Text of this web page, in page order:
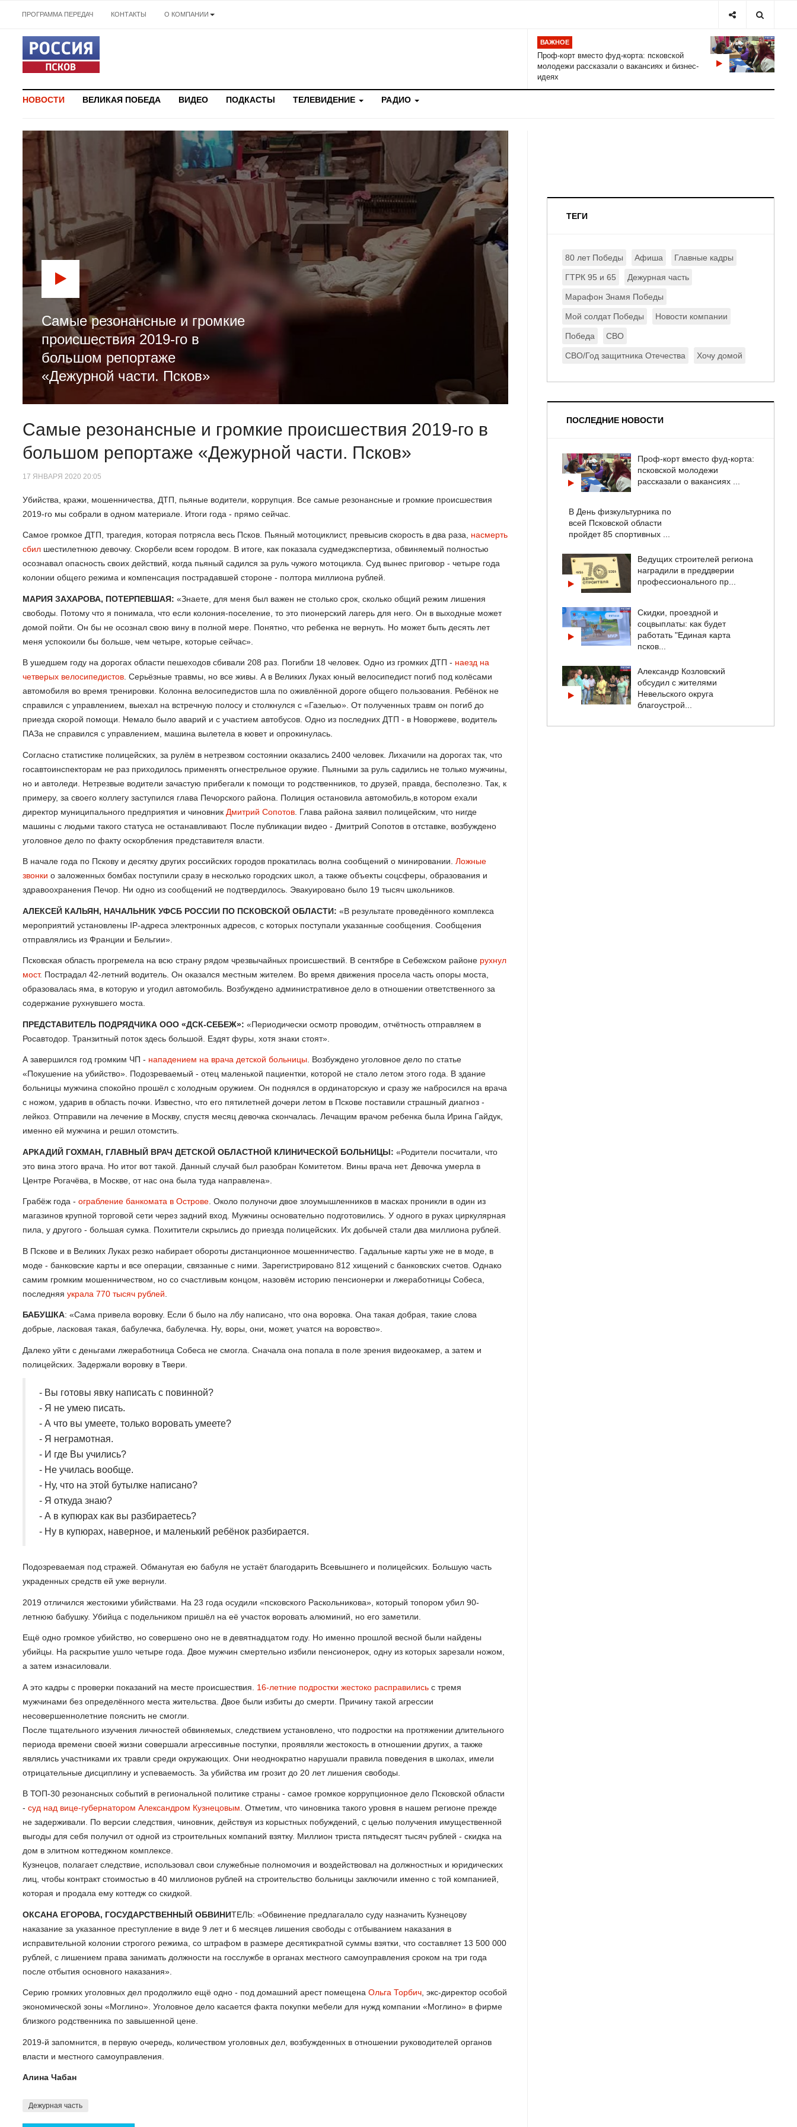
ПРОГРАММА ПЕРЕДАЧ КОНТАКТЫ О КОМПАНИИ
ВАЖНОЕ
Проф-корт вместо фуд-корта: псковской
молодежи рассказали о вакансиях и бизнес-
идеях
НОВОСТИ ВЕЛИКАЯ ПОБЕДА ВИДЕО ПОДКАСТЫ ТЕЛЕВИДЕНИЕ РАДИО
Самые резонансные и громкие
происшествия 2019-го в
большом репортаже
«Дежурной части. Псков»
Самые резонансные и громкие происшествия 2019-го в
большом репортаже «Дежурной части. Псков»
17 ЯНВАРЯ 2020 20:05
Убийства, кражи, мошенничества, ДТП, пьяные водители, коррупция. Все самые резонансные и громкие происшествия
2019-го мы собрали в одном материале. Итоги года - прямо сейчас.
Самое громкое ДТП, трагедия, которая потрясла весь Псков. Пьяный мотоциклист, превысив скорость в два раза, насмерть
сбил шестилетнюю девочку. Скорбели всем городом. В итоге, как показала судмедэкспертиза, обвиняемый полностью
осознавал опасность своих действий, когда пьяный садился за руль чужого мотоцикла. Суд вынес приговор - четыре года
колонии общего режима и компенсация пострадавшей стороне - полтора миллиона рублей.
МАРИЯ ЗАХАРОВА, ПОТЕРПЕВШАЯ: «Знаете, для меня был важен не столько срок, сколько общий режим лишения
свободы. Потому что я понимала, что если колония-поселение, то это пионерский лагерь для него. Он в выходные может
домой пойти. Он бы не осознал свою вину в полной мере. Понятно, что ребенка не вернуть. Но может быть десять лет
меня успокоили бы больше, чем четыре, которые сейчас».
В ушедшем году на дорогах области пешеходов сбивали 208 раз. Погибли 18 человек. Одно из громких ДТП - наезд на
четверых велосипедистов. Серьёзные травмы, но все живы. А в Великих Луках юный велосипедист погиб под колёсами
автомобиля во время тренировки. Колонна велосипедистов шла по оживлённой дороге общего пользования. Ребёнок не
справился с управлением, выехал на встречную полосу и столкнулся с «Газелью». От полученных травм он погиб до
приезда скорой помощи. Немало было аварий и с участием автобусов. Одно из последних ДТП - в Новоржеве, водитель
ПАЗа не справился с управлением, машина вылетела в кювет и опрокинулась.
Согласно статистике полицейских, за рулём в нетрезвом состоянии оказались 2400 человек. Лихачили на дорогах так, что
госавтоинспекторам не раз приходилось применять огнестрельное оружие. Пьяными за руль садились не только мужчины,
но и автоледи. Нетрезвые водители зачастую прибегали к помощи то родственников, то друзей, правда, бесполезно. Так, к
примеру, за своего коллегу заступился глава Печорского района. Полиция остановила автомобиль,в котором ехали
директор муниципального предприятия и чиновник Дмитрий Сопотов . Глава района заявил полицейским, что нигде
машины с людьми такого статуса не останавливают. После публикации видео - Дмитрий Сопотов в отставке, возбуждено
уголовное дело по факту оскорбления представителя власти.
В начале года по Пскову и десятку других российских городов прокатилась волна сообщений о минировании. Ложные
звонки о заложенных бомбах поступили сразу в несколько городских школ, а также объекты соцсферы, образования и
здравоохранения Печор. Ни одно из сообщений не подтвердилось. Эвакуировано было 19 тысяч школьников.
АЛЕКСЕЙ КАЛЬЯН, НАЧАЛЬНИК УФСБ РОССИИ ПО ПСКОВСКОЙ ОБЛАСТИ: «В результате проведённого комплекса
мероприятий установлены IP-адреса электронных адресов, с которых поступали указанные сообщения. Сообщения
отправлялись из Франции и Бельгии».
Псковская область прогремела на всю страну рядом чрезвычайных происшествий. В сентябре в Себежском районе рухнул
мост. Пострадал 42-летний водитель. Он оказался местным жителем. Во время движения просела часть опоры моста,
образовалась яма, в которую и угодил автомобиль. Возбуждено административное дело в отношении ответственного за
содержание рухнувшего моста.
ПРЕДСТАВИТЕЛЬ ПОДРЯДЧИКА ООО «ДСК-СЕБЕЖ»: «Периодически осмотр проводим, отчётность отправляем в
Росавтодор. Транзитный поток здесь большой. Ездят фуры, хотя знаки стоят».
А завершился год громким ЧП - нападением на врача детской больницы. Возбуждено уголовное дело по статье
«Покушение на убийство». Подозреваемый - отец маленькой пациентки, которой не стало летом этого года. В здание
больницы мужчина спокойно прошёл с холодным оружием. Он поднялся в ординаторскую и сразу же набросился на врача
с ножом, ударив в область почки. Известно, что его пятилетней дочери летом в Пскове поставили страшный диагноз -
лейкоз. Отправили на лечение в Москву, спустя месяц девочка скончалась. Лечащим врачом ребенка была Ирина Гайдук,
именно ей мужчина и решил отомстить.
АРКАДИЙ ГОХМАН, ГЛАВНЫЙ ВРАЧ ДЕТСКОЙ ОБЛАСТНОЙ КЛИНИЧЕСКОЙ БОЛЬНИЦЫ: «Родители посчитали, что
это вина этого врача. Но итог вот такой. Данный случай был разобран Комитетом. Вины врача нет. Девочка умерла в
Центре Рогачёва, в Москве, от нас она была туда направлена».
Грабёж года - ограбление банкомата в Острове. Около полуночи двое злоумышленников в масках проникли в один из
магазинов крупной торговой сети через задний вход. Мужчины основательно подготовились. У одного в руках циркулярная
пила, у другого - большая сумка. Похитители скрылись до приезда полицейских. Их добычей стали два миллиона рублей.
В Пскове и в Великих Луках резко набирает обороты дистанционное мошенничество. Гадальные карты уже не в моде, в
моде - банковские карты и все операции, связанные с ними. Зарегистрировано 812 хищений с банковских счетов. Однако
самим громким мошенничеством, но со счастливым концом, назовём историю пенсионерки и лжеработницы Собеса,
последняя украла 770 тысяч рублей
БАБУШКА: «Сама привела воровку. Если б было на лбу написано, что она воровка. Она такая добрая, такие слова
добрые, ласковая такая, бабулечка, бабулечка. Ну, воры, они, может, учатся на воровство».
Далеко уйти с деньгами лжеработница Собеса не смогла. Сначала она попала в поле зрения видеокамер, а затем и
полицейских. Задержали воровку в Твери.
- Вы готовы явку написать с повинной?
- Я не умею писать.
- А что вы умеете, только воровать умеете?
- Я неграмотная.
- И где Вы учились?
- Не училась вообще.
- Ну, что на этой бутылке написано?
- Я откуда знаю?
- А в купюрах как вы разбираетесь?
- Ну в купюрах, наверное, и маленький ребёнок разбирается.
Подозреваемая под стражей. Обманутая ею бабуля не устаёт благодарить Всевышнего и полицейских. Большую часть
украденных средств ей уже вернули.
2019 отличился жестокими убийствами. На 23 года осудили «псковского Раскольникова», который топором убил 90-
летнюю бабушку. Убийца с подельником пришёл на её участок воровать алюминий, но его заметили.
Ещё одно громкое убийство, но совершено оно не в девятнадцатом году. Но именно прошлой весной были найдены
убийцы. На раскрытие ушло четыре года. Двое мужчин смертельно избили пенсионерок, одну из которых зарезали ножом,
а затем изнасиловали.
А это кадры с проверки показаний на месте происшествия. 16-летние подростки жестоко расправились с тремя
мужчинами без определённого места жительства. Двое были избиты до смерти. Причину такой агрессии
несовершеннолетние пояснить не смогли.
После тщательного изучения личностей обвиняемых, следствием установлено, что подростки на протяжении длительного
периода времени своей жизни совершали агрессивные поступки, проявляли жестокость в отношении других, а также
являлись участниками их травли среди окружающих. Они неоднократно нарушали правила поведения в школах, имели
отрицательные дисциплину и успеваемость. За убийства им грозит до 20 лет лишения свободы.
В ТОП-30 резонансных событий в региональной политике страны - самое громкое коррупционное дело Псковской области
- суд над вице-губернатором Александром Кузнецовым. Отметим, что чиновника такого уровня в нашем регионе прежде
не задерживали. По версии следствия, чиновник, действуя из корыстных побуждений, с целью получения имущественной
выгоды для себя получил от одной из строительных компаний взятку. Миллион триста пятьдесят тысяч рублей - скидка на
дом в элитном коттеджном комплексе.
Кузнецов, полагает следствие, использовал свои служебные полномочия и воздействовал на должностных и юридических
лиц, чтобы контракт стоимостью в 40 миллионов рублей на строительство больницы заключили именно с той компанией,
которая и продала ему коттедж со скидкой.
ОКСАНА ЕГОРОВА, ГОСУДАРСТВЕННЫЙ ОБВИНИТЕЛЬ: «Обвинение предлагалало суду назначить Кузнецову
наказание за указанное преступление в виде 9 лет и 6 месяцев лишения свободы с отбыванием наказания в
исправительной колонии строгого режима, со штрафом в размере десятикратной суммы взятки, что составляет 13 500 000
рублей, с лишением права занимать должности на госслужбе в органах местного самоуправления сроком на три года
после отбытия основного наказания».
Серию громких уголовных дел продолжило ещё одно - под домашний арест помещена Ольга Торбич, экс-директор особой
экономической зоны «Моглино». Уголовное дело касается факта покупки мебели для нужд компании «Моглино» в фирме
близкого родственника по завышенной цене.
2019-й запомнится, в первую очередь, количеством уголовных дел, возбужденных в отношении руководителей органов
власти и местного самоуправления.
Алина Чабан
Дежурная часть
ТЕГИ
80 лет Победы Афиша Главные кадры
ГТРК 95 и 65 Дежурная часть
Марафон Знамя Победы
Мой солдат Победы Новости компании
Победа СВО
СВО/Год защитника Отечества Хочу домой
ПОСЛЕДНИЕ НОВОСТИ
Проф-корт вместо фуд-корта:
псковской молодежи
рассказали о вакансиях ...
В День физкультурника по
всей Псковской области
пройдет 85 спортивных ...
Ведущих строителей региона
наградили в преддверии
профессионального пр...
Скидки, проездной и
соцвыплаты: как будет
работать "Единая карта
псков...
Александр Козловский
обсудил с жителями
Невельского округа
благоустрой...